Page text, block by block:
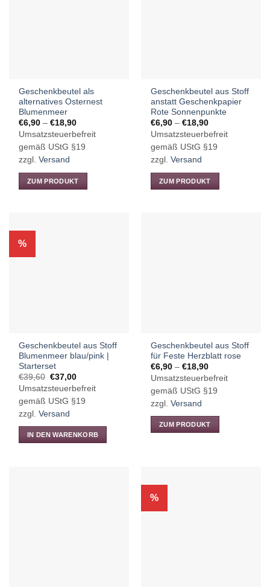
Geschenkbeutel als
alternatives Osternest
Blumenmeer
€6,90 –€18,90Preisspanne:
€6,90
bis
€18,90
Umsatzsteuerbefreit
gemäß UStG §19
zzgl.Versand
ZUM PRODUKT
mehrere
Varianten
auf.
gewählt
werden
Geschenkbeutel aus Stoff
anstatt Geschenkpapier
Rote Sonnenpunkte
€6,90 –€18,90Preisspanne:
€6,90
bis
€18,90
Umsatzsteuerbefreit
gemäß UStG §19
zzgl.Versand
ZUM PRODUKT
gewählt
werden
%
Geschenkbeutel aus Stoff
Blumenmeer blau/pink |
Starterset
€39,60 Ursprünglicher
Preis
war:
€39,60
€37,00Aktueller
Preis
ist:
€37,00.
Umsatzsteuerbefreit
gemäß UStG §19
zzgl.Versand
IN DEN WARENKORB
Geschenkbeutel aus Stoff
für Feste Herzblatt rose
€6,90 –€18,90Preisspanne:
€6,90
bis
€18,90
Umsatzsteuerbefreit
gemäß UStG §19
zzgl.Versand
ZUM PRODUKT
auf.
%